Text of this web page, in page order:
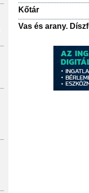
Kőtár
Vas és arany.